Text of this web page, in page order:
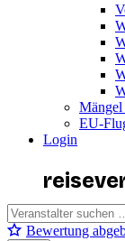
Mängel
EU-
Login
Bewertung